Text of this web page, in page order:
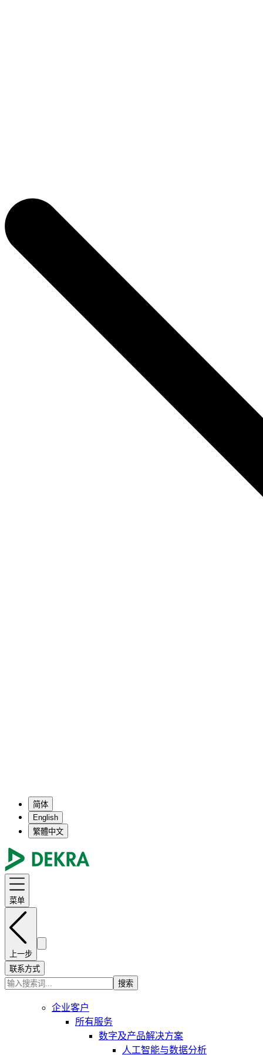
简体
English
繁體中文
菜单
上一步
联系方式
搜索
企业客户
所有服务
数字及产品解决方案
人工智能与数据分析